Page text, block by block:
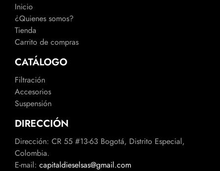
Inicio
¿Quienes somos?
Tienda
Carrito de compras
CATÁLOGO
Filtración
Accesorios
Suspensión
DIRECCIÓN
Dirección: CR 55 #13-63 Bogotá, Distrito Especial,
Colombia.
E-mail: capitaldieselsas@gmail.com